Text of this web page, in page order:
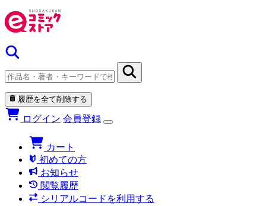
履歴を全て削除する
ログイン 会員登録
カート
初めての方
お知らせ
閲覧履歴
シリアルコードを利用する